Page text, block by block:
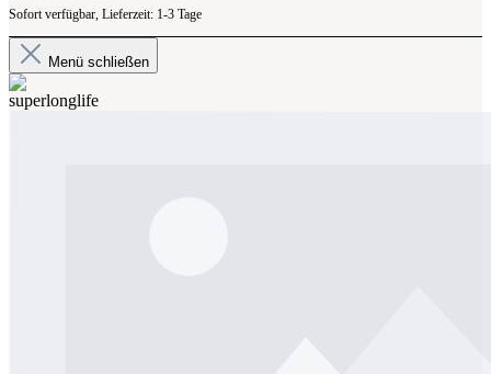
Sofort verfügbar, Lieferzeit: 1-3 Tage
Menü schließen